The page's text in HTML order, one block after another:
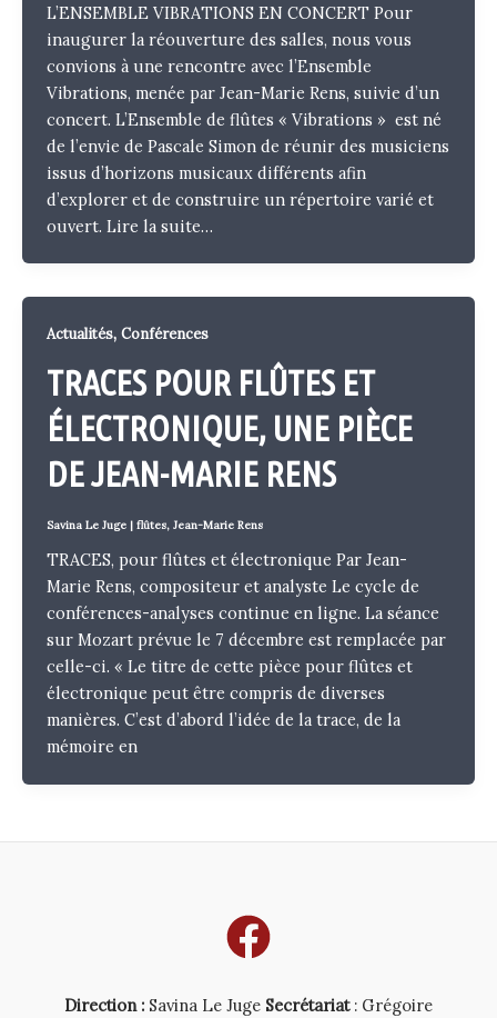
L’ENSEMBLE VIBRATIONS EN CONCERT Pour
inaugurer la réouverture des salles, nous vous
convions à une rencontre avec l’Ensemble
Vibrations, menée par Jean-Marie Rens, suivie d’un
concert. L’Ensemble de flûtes « Vibrations » est né
de l’envie de Pascale Simon de réunir des musiciens
issus d’horizons musicaux différents afin
d’explorer et de construire un répertoire varié et
ouvert. Lire la suite…
Actualités, Conférences
TRACES POUR FLÛTES ET
ÉLECTRONIQUE, UNE PIÈCE
DE JEAN-MARIE RENS
Savina Le Juge | flûtes, Jean-Marie Rens
TRACES, pour flûtes et électronique Par Jean-
Marie Rens, compositeur et analyste Le cycle de
conférences-analyses continue en ligne. La séance
sur Mozart prévue le 7 décembre est remplacée par
celle-ci. « Le titre de cette pièce pour flûtes et
électronique peut être compris de diverses
manières. C’est d’abord l’idée de la trace, de la
mémoire en
Direction : Savina Le Juge Secrétariat: Grégoire